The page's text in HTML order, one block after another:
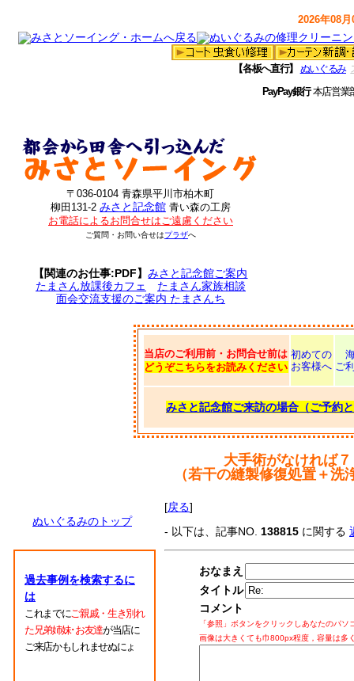
2026年08
【各板へ直行】 ぬいぐるみ
PayPay銀行本店営
〒036-0104 青森県平川市柏木町
柳田131-2 みさと記念館 青い森の工房
お電話によるお問合せはご遠慮ください
ご質問・お問い合せはプラザへ
【関連のお仕事:PDF】みさと記念館ご案内
たまさん放課後カフェ
たまさん家族相談
面会交流支援のご案内 たまさんち
当店のご利用前・お問合せ前は
どうぞこちらをお読みください
初めての
お客様へ ご
みさと記念館ご来訪の場合（ご予約
大手術がなければ
（若干の縫製修復処置＋
ぬいぐるみのトップ
過去事例を検索するに
は
これまでにご親戚・生き別れ
た兄弟姉妹･お友達が当店に
ご来店かもしれませぬにょ
[戻る]
- 以下は、記事NO. 138815 に関する
おなまえ
タイトル
コメント
「参照」ボタンをクリックしあなたのパ
画像は大きくても巾800px程度，容量は多